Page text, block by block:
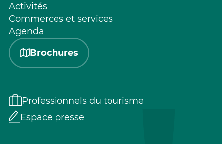
Activités
Commerces et services
Agenda
Brochures
Professionnels du tourisme
Espace presse